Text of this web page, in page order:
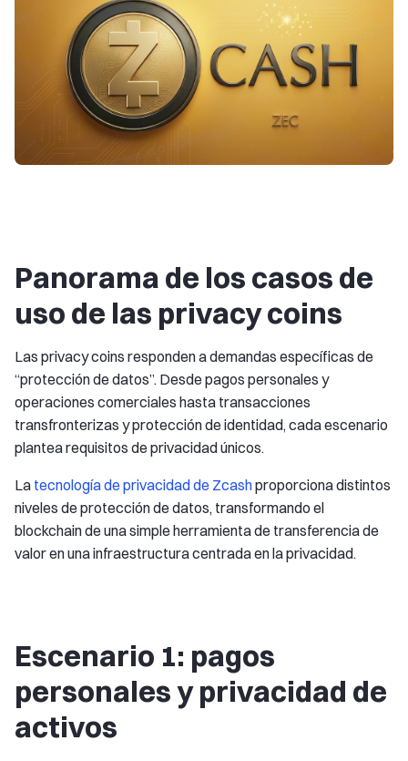
Panorama de los casos de
uso de las privacy coins
Las privacy coins responden a demandas específicas de
“protección de datos”. Desde pagos personales y
operaciones comerciales hasta transacciones
transfronterizas y protección de identidad, cada escenario
plantea requisitos de privacidad únicos.
La tecnología de privacidad de Zcashproporciona distintos
niveles de protección de datos, transformando el
blockchain de una simple herramienta de transferencia de
valor en una infraestructura centrada en la privacidad.
Escenario 1: pagos
personales y privacidad de
activos